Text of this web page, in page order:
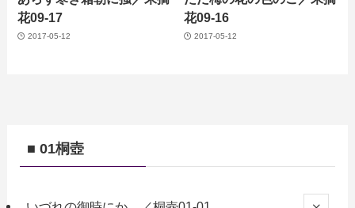
花09-17
2017-05-12
花09-16
2017-05-12
■ 01桐壺